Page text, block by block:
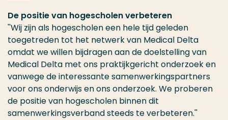
De positie van hogescholen verbeteren
''Wij zijn als hogescholen een hele tijd geleden
toegetreden tot het netwerk van Medical Delta
omdat we willen bijdragen aan de doelstelling van
Medical Delta met ons praktijkgericht onderzoek en
vanwege de interessante samenwerkingspartners
voor ons onderwijs en ons onderzoek. We proberen
de positie van hogescholen binnen dit
samenwerkingsverband steeds te verbeteren.''